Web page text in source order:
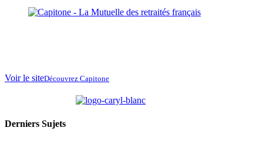
Voir le siteDécouvrez Capitone
Derniers Sujets